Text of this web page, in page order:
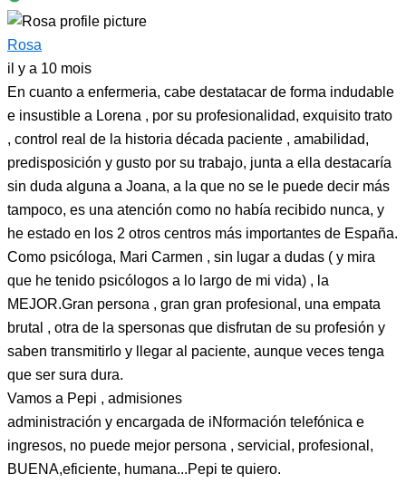
Rosa
il y a 10 mois
En cuanto a enfermeria, cabe destatacar de forma indudable
e insustible a Lorena , por su profesionalidad, exquisito trato
, control real de la historia década paciente , amabilidad,
predisposición y gusto por su trabajo, junta a ella destacaría
sin duda alguna a Joana, a la que no se le puede decir más
tampoco, es una atención como no había recibido nunca, y
he estado en los 2 otros centros más importantes de España.
Como psicóloga, Mari Carmen , sin lugar a dudas ( y mira
que he tenido psicólogos a lo largo de mi vida) , la
MEJOR.Gran persona , gran gran profesional, una empata
brutal , otra de la spersonas que disfrutan de su profesión y
saben transmitirlo y llegar al paciente, aunque veces tenga
que ser sura dura.
Vamos a Pepi , admisiones
administración y encargada de iNformación telefónica e
ingresos, no puede mejor persona , servicial, profesional,
BUENA,eficiente, humana...Pepi te quiero.